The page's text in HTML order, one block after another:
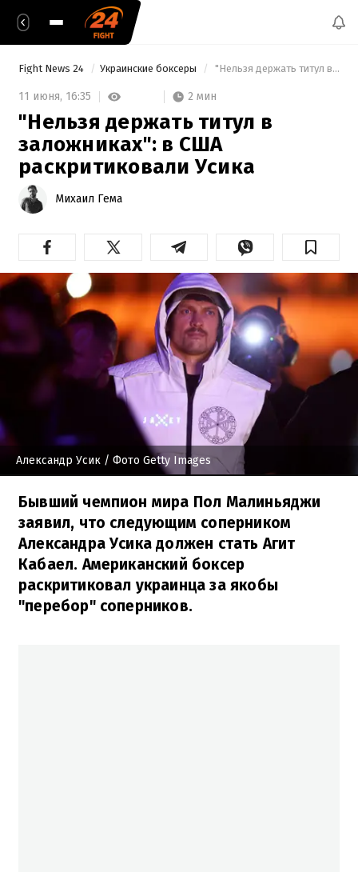
Fight News 24 Украинские боксеры "Нельзя держать титул в заложниках": в США раскритиковали Усика
11 июня, 16:35 2 мин
"Нельзя держать титул в
заложниках": в США
раскритиковали Усика
Михаил Гема
Александр Усик / Фото Getty Images
Бывший чемпион мира Пол Малиньяджи
заявил, что следующим соперником
Александра Усика должен стать Агит
Кабаел. Американский боксер
раскритиковал украинца за якобы
"перебор" соперников.